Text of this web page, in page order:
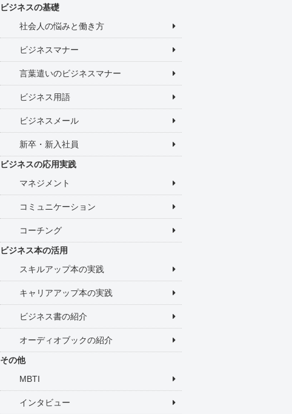
ビジネスの基礎
社会人の悩みと働き方
ビジネスマナー
言葉遣いのビジネスマナー
ビジネス用語
ビジネスメール
新卒・新入社員
ビジネスの応用実践
マネジメント
コミュニケーション
コーチング
ビジネス本の活用
スキルアップ本の実践
キャリアアップ本の実践
ビジネス書の紹介
オーディオブックの紹介
その他
MBTI
インタビュー